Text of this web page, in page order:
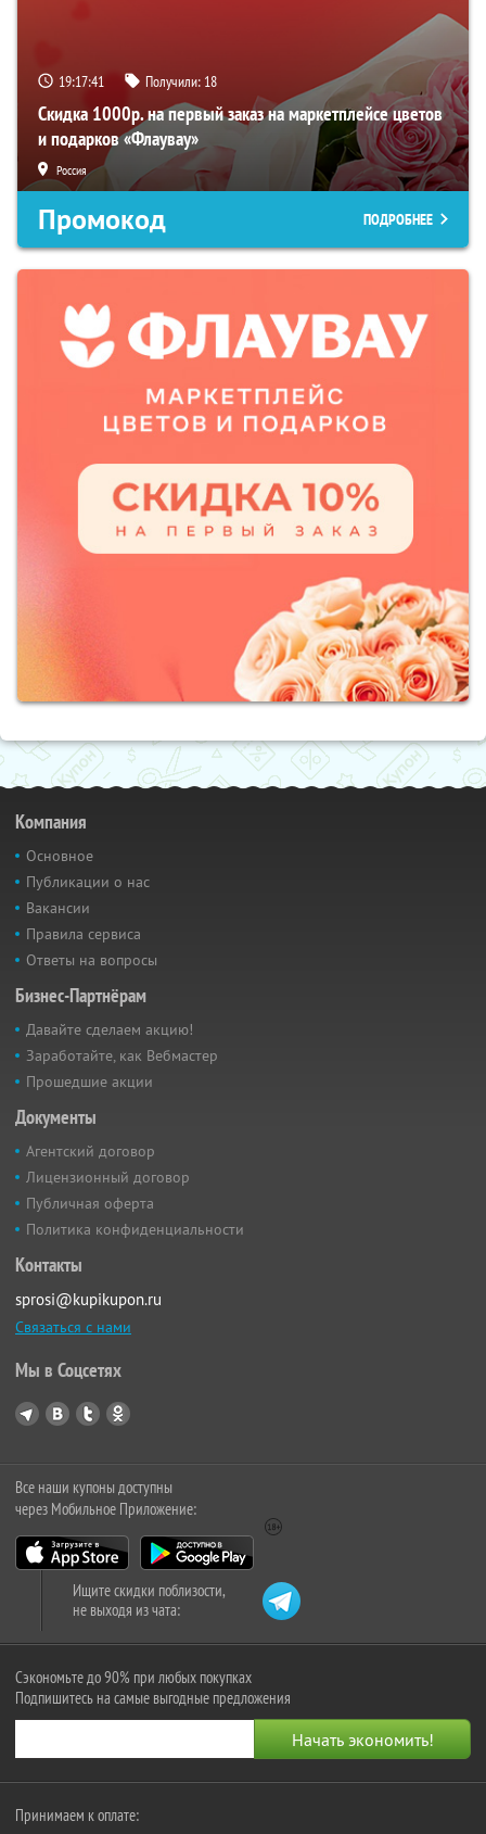
19:17:40 Получили: 18
Скидка 1000р. на первый заказ на маркетплейсе цветов
и подарков «Флаувау»
Россия
Промокод ПОДРОБНЕЕ
Компания
Основное
Публикации о нас
Вакансии
Правила сервиса
Ответы на вопросы
Бизнес-Партнёрам
Давайте сделаем акцию!
Заработайте, как Вебмастер
Прошедшие акции
Документы
Агентский договор
Лицензионный договор
Публичная оферта
Политика конфиденциальности
Контакты
sprosi@kupikupon.ru
Связаться с нами
Мы в Соцсетях
Все наши купоны доступны
через Мобильное Приложение:
Ищите скидки поблизости,
не выходя из чата:
Сэкономьте до 90% при любых покупках
Подпишитесь на самые выгодные предложения
Принимаем к оплате: